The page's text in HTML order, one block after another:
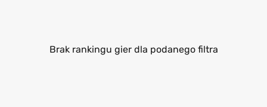
Brak rankingu gier dla podanego filtra